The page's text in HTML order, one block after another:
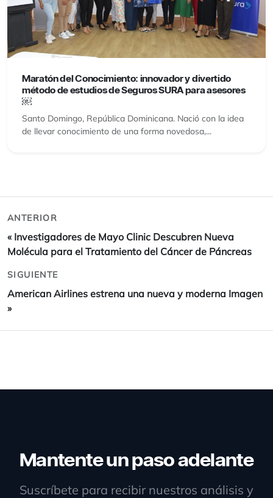
Maratón del Conocimiento: innovador y divertido
método de estudios de Seguros SURA para asesores
￼
Santo Domingo, República Dominicana. Nació con la idea
de llevar conocimiento de una forma novedosa,...
ANTERIOR
« Investigadores de Mayo Clinic Descubren Nueva
Molécula para el Tratamiento del Cáncer de Páncreas
SIGUIENTE
American Airlines estrena una nueva y moderna Imagen
»
Mantente un paso adelante
Suscríbete para recibir nuestros análisis y